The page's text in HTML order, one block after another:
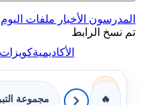
المدرسون الأخبار ملفات اليوم
تم نسخ الرابط
الأكاديميةكويزات
🔥 مجموعة